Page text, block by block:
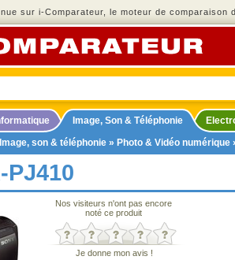
sur i-Comparateur, le moteur de comparaison
Image, Son & Téléphonie
Image, son & téléphonie » Photo & Vidéo numérique
PJ410
Nos visiteurs n'ont pas encore
noté ce produit
Je donne mon avis !